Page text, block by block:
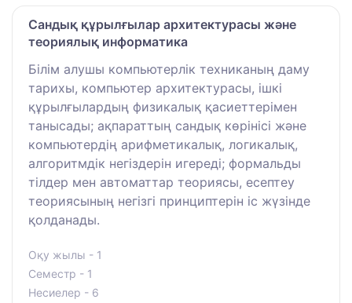
Сандық құрылғылар архитектурасы және
теориялық информатика
Білім алушы компьютерлік техниканың даму
тарихы, компьютер архитектурасы, ішкі
құрылғылардың физикалық қасиеттерімен
танысады; ақпараттың сандық көрінісі және
компьютердің арифметикалық, логикалық,
алгоритмдік негіздерін игереді; формальды
тілдер мен автоматтар теориясы, есептеу
теориясының негізгі принциптерін іс жүзінде
қолданады.
Оқу жылы - 1
Семестр - 1
Несиелер - 6